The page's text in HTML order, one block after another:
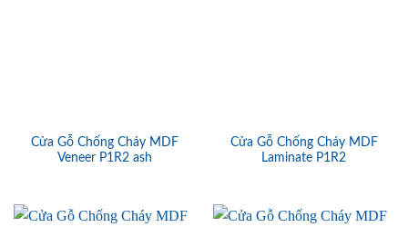
Cửa Gỗ Chống Cháy MDF
Veneer P1R2 ash
Cửa Gỗ Chống Cháy MDF
Laminate P1R2